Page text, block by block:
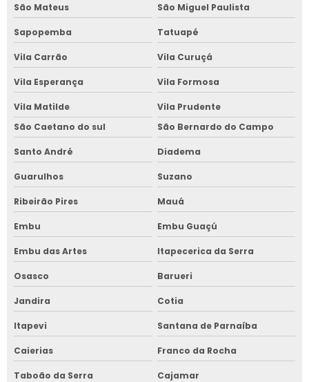
São Mateus São Miguel Paulista
Sapopemba Tatuapé
Vila Carrão Vila Curuçá
Vila Esperança Vila Formosa
Vila Matilde
Vila Prudente
São Caetano do sul
São Bernardo do Campo
Santo André Diadema
Guarulhos Suzano
Ribeirão Pires Mauá
Embu Embu Guaçú
Embu das Artes Itapecerica da Serra
Osasco Barueri
Jandira Cotia
Itapevi Santana de Parnaíba
Caierias Franco da Rocha
Taboão da Serra Cajamar